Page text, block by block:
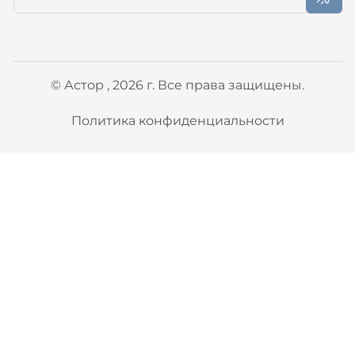
© Астор , 2026 г. Все права защищены.
Политика конфиденциальности